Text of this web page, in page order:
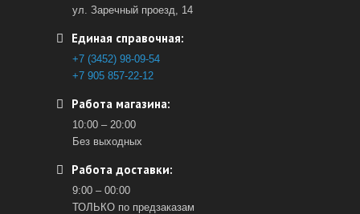
ул. Заречный проезд, 14
Единая справочная:
+7 (3452) 98-09-54
+7 905 857-22-12
Работа магазина:
10:00 – 20:00
Без выходных
Работа доставки:
9:00 – 00:00
ТОЛЬКО по предзаказам